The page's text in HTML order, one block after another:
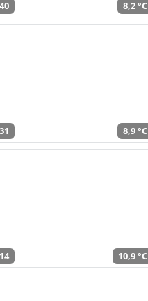
8,2 °C
8,9 °C
10,9 °C